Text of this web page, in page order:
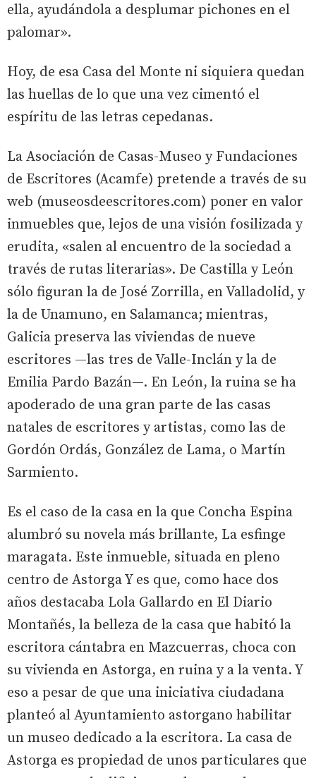
ella, ayudándola a desplumar pichones en el
palomar».
Hoy, de esa Casa del Monte ni siquiera quedan
las huellas de lo que una vez cimentó el
espíritu de las letras cepedanas.
La Asociación de Casas-Museo y Fundaciones
de Escritores (Acamfe) pretende a través de su
web (museosdeescritores.com) poner en valor
inmuebles que, lejos de una visión fosilizada y
erudita, «salen al encuentro de la sociedad a
través de rutas literarias». De Castilla y León
sólo figuran la de José Zorrilla, en Valladolid, y
la de Unamuno, en Salamanca; mientras,
Galicia preserva las viviendas de nueve
escritores —las tres de Valle-Inclán y la de
Emilia Pardo Bazán—. En León, la ruina se ha
apoderado de una gran parte de las casas
natales de escritores y artistas, como las de
Gordón Ordás, González de Lama, o Martín
Sarmiento.
Es el caso de la casa en la que Concha Espina
alumbró su novela más brillante, La esfinge
maragata. Este inmueble, situada en pleno
centro de Astorga Y es que, como hace dos
años destacaba Lola Gallardo en El Diario
Montañés, la belleza de la casa que habitó la
escritora cántabra en Mazcuerras, choca con
su vivienda en Astorga, en ruina y a la venta. Y
eso a pesar de que una iniciativa ciudadana
planteó al Ayuntamiento astorgano habilitar
un museo dedicado a la escritora. La casa de
Astorga es propiedad de unos particulares que